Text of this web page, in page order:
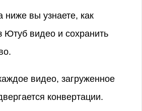
ниже вы узнаете, как
Ютуб видео и сохранить
видео, загруженное
конвертации.